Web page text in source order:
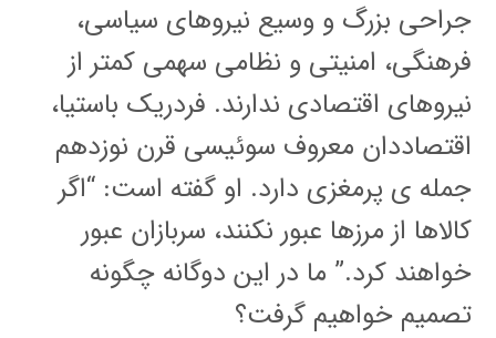
جراحی بزرگ و وسیع نیروهای سیاسی،
فرهنگی، امنیتی و نظامی سهمی کمتر از
نیروهای اقتصادی ندارند. فردریک باستیا،
اقتصاددان معروف سوئیسی قرن نوزدهم
جمله ی پرمغزی دارد. او گفته است: “اگر
کالاها از مرزها عبور نکنند، سربازان عبور
خواهند کرد.” ما در این دوگانه چگونه
تصمیم خواهیم گرفت؟